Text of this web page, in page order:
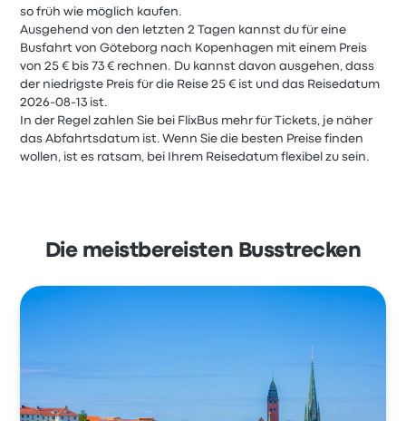
so früh wie möglich kaufen.
Ausgehend von den letzten 2 Tagen kannst du für eine
Busfahrt von Göteborg nach Kopenhagen mit einem Preis
von 25 € bis 73 € rechnen. Du kannst davon ausgehen, dass
der niedrigste Preis für die Reise 25 € ist und das Reisedatum
2026-08-13 ist.
In der Regel zahlen Sie bei FlixBus mehr für Tickets, je näher
das Abfahrtsdatum ist. Wenn Sie die besten Preise finden
wollen, ist es ratsam, bei Ihrem Reisedatum flexibel zu sein.
Die meistbereisten Busstrecken